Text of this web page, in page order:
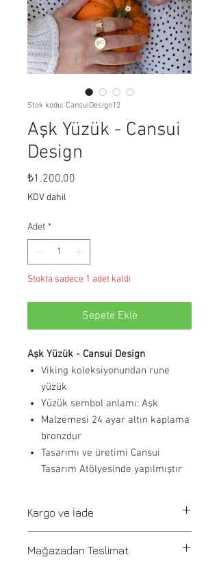
Stok kodu: CansuiDesign12
Aşk Yüzük - Cansui
Design
₺1.200,00
KDV dahil
Adet *
Stokta sadece 1 adet kaldı
Sepete Ekle
Aşk Yüzük - Cansui Design
Viking koleksiyonundan rune
yüzük
Yüzük sembol anlamı: Aşk
Malzemesi 24 ayar altın kaplama
bronzdur
Tasarımı ve üretimi Cansui
Tasarım Atölyesinde yapılmıştır
Kargo ve İade
kargoya verilir. Stoğu olmayan ürünler
Mağazadan Teslimat